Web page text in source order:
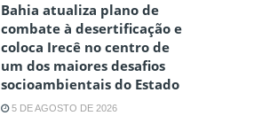
Bahia atualiza plano de
combate à desertificação e
coloca Irecê no centro de
um dos maiores desafios
socioambientais do Estado
5 DE AGOSTO DE 2026